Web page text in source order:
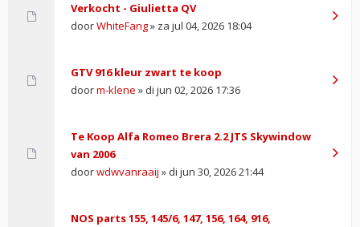
Verkocht - Giulietta QV
doorWhiteFang» za jul 04, 2026 18:04
GTV 916 kleur zwart te koop
doorm-klene » di jun 02, 2026 17:36
Te Koop Alfa Romeo Brera 2.2 JTS Skywindow
van 2006
doorwdwvanraaij » di jun 30, 2026 21:44
NOS parts 155, 145/6, 147, 156, 164, 916,